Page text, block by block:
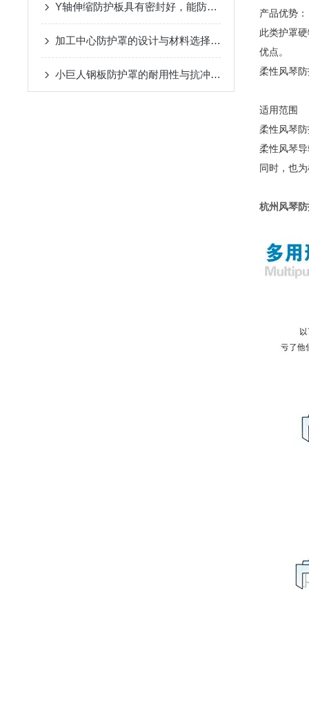
Y轴伸缩防护板具有密封好，能防铁屑、防冷却液等特性
加工中心防护罩的设计与材料选择指南说明
小巨人钢板防护罩的耐用性与抗冲击性能分析
产品优势：
此类护罩
优点。
柔性风琴
适用范围
柔性风琴
柔性风琴
同时，也
杭州风琴